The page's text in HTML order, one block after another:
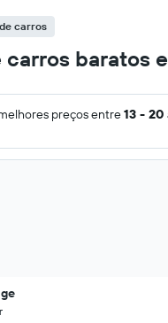
carros
carros baratos
preços entre13 - 20